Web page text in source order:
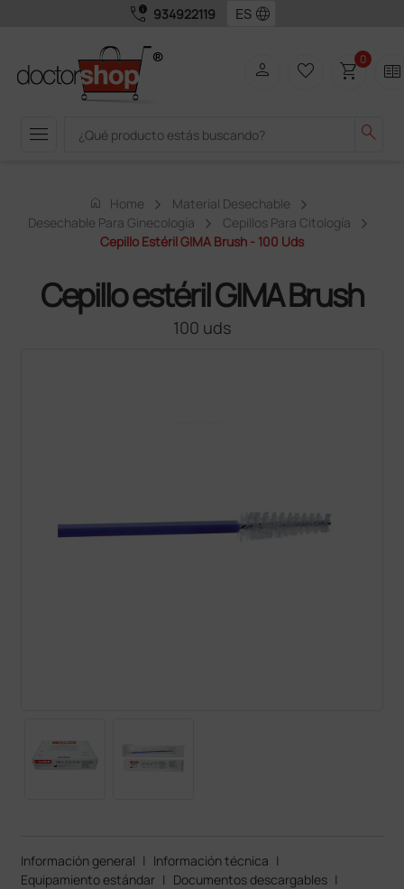
call_quality 934922119 language
menu search
person favorite_border shopping_cart0 two_pager
home Home
Material Desechable
Desechable Para Ginecología
Cepillos Para Citología
Cepillo Estéril GIMA Brush - 100 Uds
Cepillo estéril GIMA Brush
100 uds
Información general | Información técnica |
Equipamiento estándar | Documentos descargables |